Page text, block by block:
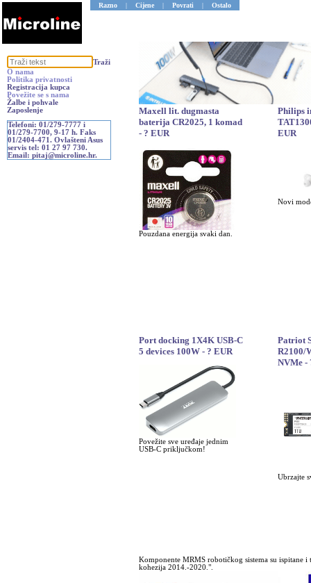
Razno | Cijene | Povrati | Ostalo
Traži
O nama
Politika privatnosti
Registracija kupca
Povežite se s nama
Žalbe i pohvale
Zaposlenje
Telefoni: 01/279-7777 i
01/279-7700, 9-17 h. Faks
01/2404-471. Ovlašteni Asus
servis tel: 01 27 97 730.
Email: pitaj@microline.hr.
Maxell lit. dugmasta
baterija CR2025, 1 komad
- ? EUR
Pouzdana energija svaki dan.
Philips
EUR
Novi
Port docking 1X4K USB-C
5 devices 100W - ? EUR
Povežite sve uređaje jednim
USB-C priključkom!
Patriot
R2100/
NVMe -
Ubrzajte
Komponente MRMS robotičkog sistema su
kohezija 2014.-2020.".